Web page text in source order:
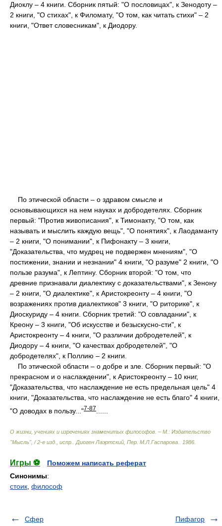
Диоклу – 4 книги. Сборник пятый: "О пословицах", к Зенодоту –
2 книги, "О стихах", к Филомату, "О том, как читать стихи" – 2
книги, "Ответ словесникам", к Диодору.
По этической области – о здравом смысле и
основывающихся на нем науках и добродетелях. Сборник
первый: "Против живописания", к Тимонакту, "О том, как
называть и мыслить каждую вещь", "О понятиях", к Лаодаманту
– 2 книги, "О понимании", к Пифонакту – 3 книги,
"Доказательства, что мудрец не подвержен мнениям", "О
постижении, знании и незнании" 4 книги, "О разуме" 2 книги, "О
пользе разума", к Лептину. Сборник второй: "О том, что
древние признавали диалектику с доказательствами", к Зенону
– 2 книги, "О диалектике", к Аристокреонту – 4 книги, "О
возражениях против диалектиков" 3 книги, "О риторике", к
Диоскуриду – 4 книги. Сборник третий: "О совладании", к
Креону – 3 книги, "Об искусстве и безыскусно-сти", к
Аристокреонту – 4 книги, "О различии добродетелей", к
Диодору – 4 книги, "О качествах добродетелей", "О
добродетелях", к Поллию – 2 книги.
По этической области – о добре и зле. Сборник первый: "О
прекрасном и о наслаждении", к Аристокреонту – 10 книг,
"Доказательства, что наслаждение не есть предельная цель" 4
книги, "Доказательства, что наслаждение не есть благо" 4 книги,
"О доводах в пользу..."7-87
О жизни, учениях и изречениях знаменитых философов. – М.: Издательство
"Мысль", / 2-е изд., испр.
Диоген Лаэртский, Пер. М.Л.Гаспарова. 1986
Игры ⚽
Поможем написать реферат
Синонимы:
стоик философ
Сфер Пифагор